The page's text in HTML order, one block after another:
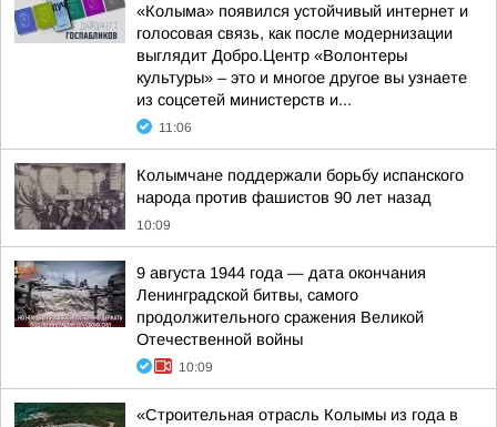
«Колыма» появился устойчивый интернет и
голосовая связь, как после модернизации
выглядит Добро.Центр «Волонтеры
культуры» – это и многое другое вы узнаете
из соцсетей министерств и...
11:06
Колымчане поддержали борьбу испанского
народа против фашистов 90 лет назад
10:09
9 августа 1944 года — дата окончания
Ленинградской битвы, самого
продолжительного сражения Великой
Отечественной войны
10:09
«Строительная отрасль Колымы из года в